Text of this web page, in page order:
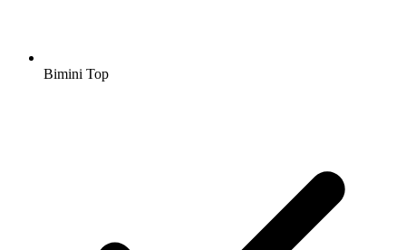
Bimini Top